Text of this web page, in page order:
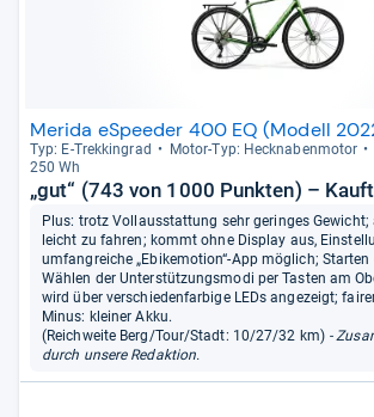
Merida eSpeeder 400 EQ (Modell
Typ: E-​Trek­kin­grad Motor-​Typ: Heck­na­ben­mo­tor
250 Wh
„gut“ (743 von 1000 Punkten) –
Plus: trotz Vollausstattung sehr geringes Gewicht;
leicht zu fahren; kommt ohne Display aus,
umfangreiche „Ebikemotion“-App möglich;
Wählen der Unterstützungsmodi per Tasten am
wird über verschiedenfarbige LEDs angezeigt;
Minus: kleiner Akku.
(Reichweite Berg/Tour/Stadt: 10/27/32 km)-
durch unsere Redaktion.